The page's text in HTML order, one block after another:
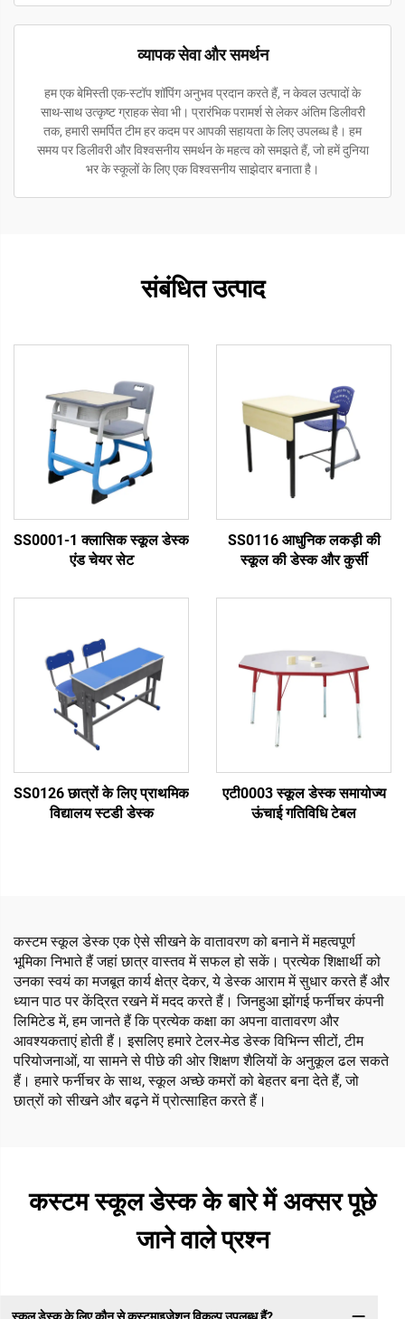
व्यापक सेवा और समर्थन
हम एक बेमिस्ती एक-स्टॉप शॉपिंग अनुभव प्रदान करते हैं, न केवल उत्पादों के
साथ-साथ उत्कृष्ट ग्राहक सेवा भी। प्रारंभिक परामर्श से लेकर अंतिम डिलीवरी
तक, हमारी समर्पित टीम हर कदम पर आपकी सहायता के लिए उपलब्ध है। हम
समय पर डिलीवरी और विश्वसनीय समर्थन के महत्व को समझते हैं, जो हमें दुनिया
भर के स्कूलों के लिए एक विश्वसनीय साझेदार बनाता है।
संबंधित उत्पाद
SS0001-1 क्लासिक स्कूल डेस्क
एंड चेयर सेट
SS0116 आधुनिक लकड़ी की
स्कूल की डेस्क और कुर्सी
SS0126 छात्रों के लिए प्राथमिक
विद्यालय स्टडी डेस्क
एटी0003 स्कूल डेस्क समायोज्य
ऊंचाई गतिविधि टेबल
कस्टम स्कूल डेस्क एक ऐसे सीखने के वातावरण को बनाने में महत्वपूर्ण
भूमिका निभाते हैं जहां छात्र वास्तव में सफल हो सकें। प्रत्येक शिक्षार्थी को
उनका स्वयं का मजबूत कार्य क्षेत्र देकर, ये डेस्क आराम में सुधार करते हैं और
ध्यान पाठ पर केंद्रित रखने में मदद करते हैं। जिनहुआ झोंगई फर्नीचर कंपनी
लिमिटेड में, हम जानते हैं कि प्रत्येक कक्षा का अपना वातावरण और
आवश्यकताएं होती हैं। इसलिए हमारे टेलर-मेड डेस्क विभिन्न सीटों, टीम
परियोजनाओं, या सामने से पीछे की ओर शिक्षण शैलियों के अनुकूल ढल सकते
हैं। हमारे फर्नीचर के साथ, स्कूल अच्छे कमरों को बेहतर बना देते हैं, जो
छात्रों को सीखने और बढ़ने में प्रोत्साहित करते हैं।
कस्टम स्कूल डेस्क के बारे में अक्सर पूछे
जाने वाले प्रश्न
स्कूल डेस्क के लिए कौन से कस्टमाइज़ेशन विकल्प उपलब्ध हैं?